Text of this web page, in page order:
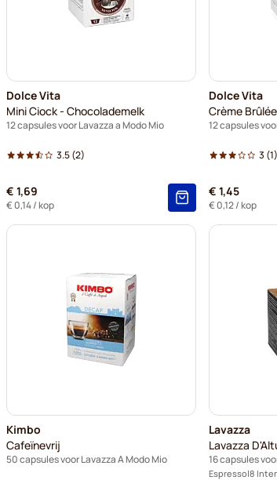
Dolce Vita
Mini Ciock - Chocolademelk
12 capsules voor Lavazza a Modo Mio
3.5(2)
€ 1,69
€ 0,14/ kop
Dolce Vita
Crème Brûlée
12 capsules
3 (1)
€ 1,45
€ 0,12/ kop
Kimbo
Cafeïnevrij
50 capsules voor Lavazza A Modo Mio
Lavazza
Lavazza
16 capsules
Espresso 8